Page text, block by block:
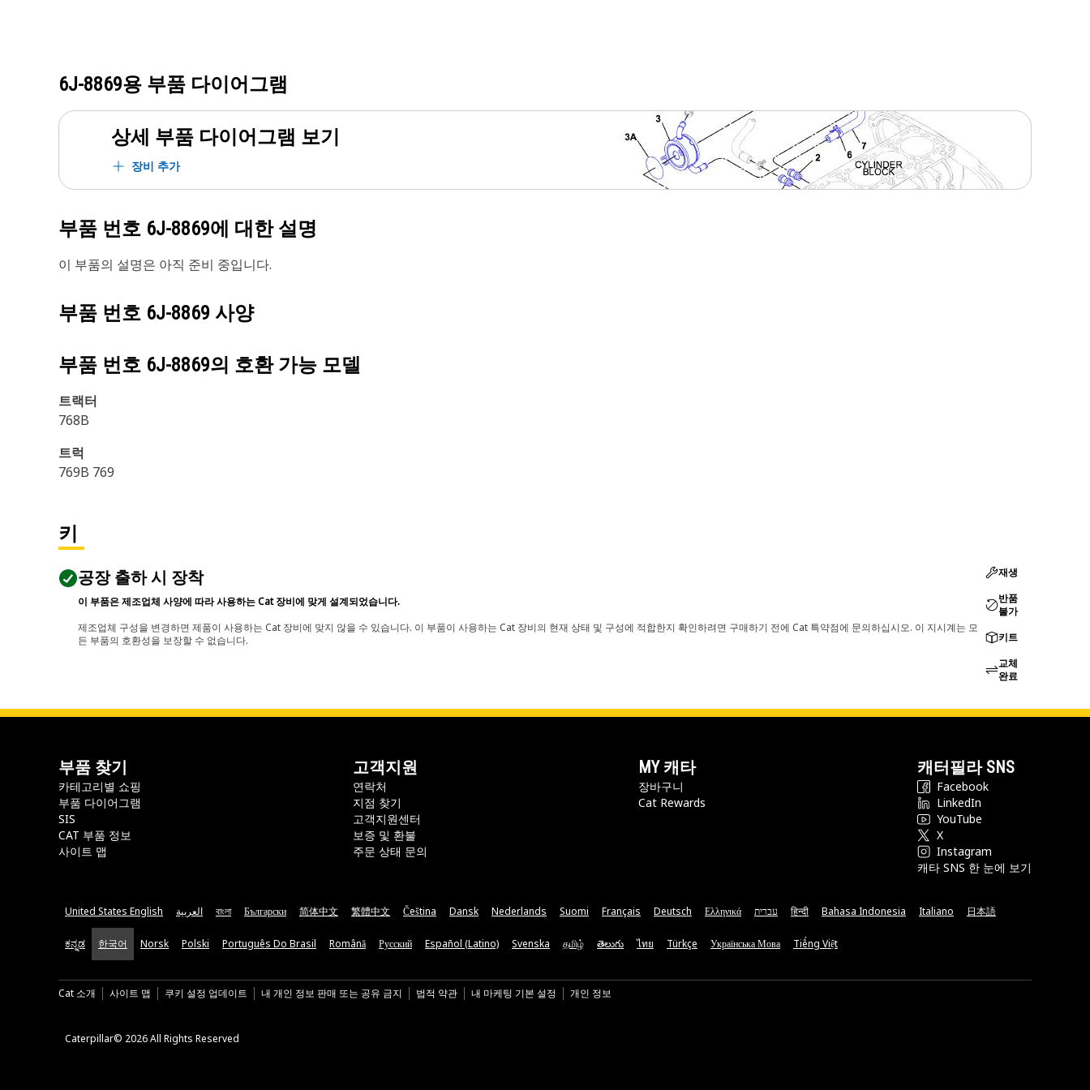
6J-8869용 부품 다이어그램
상세 부품 다이어그램 보기
장비 추가
부품 번호 6J-8869에 대한 설명
이 부품의 설명은 아직 준비 중입니다.
부품 번호 6J-8869 사양
부품 번호 6J-8869의 호환 가능 모델
트랙터
768B
트럭
769B 769
키
공장 출하 시 장착
이 부품은 제조업체 사양에 따라 사용하는 Cat 장비에 맞게 설계되었습니다.
제조업체 구성을 변경하면 제품이 사용하는 Cat 장비에 맞지 않을 수 있습니다. 이 부품이 사용하는 Cat 장비의 현재 상태 및 구성에 적합한지 확인하려면 구매하기 전에 Cat 특약점에 문의하십시오. 이 지시계는 모
든 부품의 호환성을 보장할 수 없습니다.
재생
반품
불가
키트
교체
완료
부품 찾기
카테고리별 쇼핑
부품 다이어그램
SIS
CAT 부품 정보
사이트 맵
고객지원
연락처
지점 찾기
고객지원센터
보증 및 환불
주문 상태 문의
MY 캐타
장바구니
Cat Rewards
캐터필라 SNS
Facebook
LinkedIn
YouTube
X
Instagram
캐타 SNS 한 눈에 보기
United States English العربية বাংলা Български 简体中文 繁體中文 Čeština Dansk Nederlands Suomi Français Deutsch Ελληνικά עברית हिन्दी Bahasa Indonesia Italiano 日本語
ಕನ್ನಡ 한국어 Norsk Polski Português Do Brasil Română Русский Español (Latino) Svenska தமிழ் తెలుగు ไทย Türkçe Українська Мова Tiếng Việt
Cat 소개 사이트 맵 쿠키 설정 업데이트 내 개인 정보 판매 또는 공유 금지 법적 약관 내 마케팅 기본 설정 개인 정보
Caterpillar© 2026 All Rights Reserved